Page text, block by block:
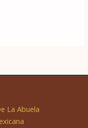
La Abuela